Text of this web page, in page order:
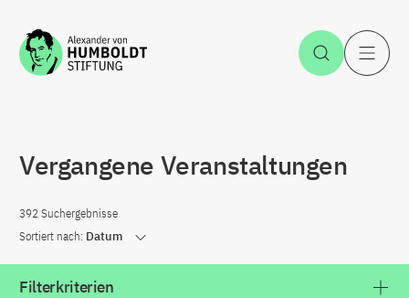
Zum Inhalt springen Suche
Vergangene Veranstaltungen
392 Suchergebnisse
Sortiert nach: Datum
Filterkriterien